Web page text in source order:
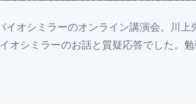
オシミラーのオンライン講演会。川上
オシミラーのお話と質疑応答でした。